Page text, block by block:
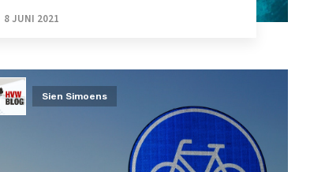
8 JUNI 2021
Sien Simoens